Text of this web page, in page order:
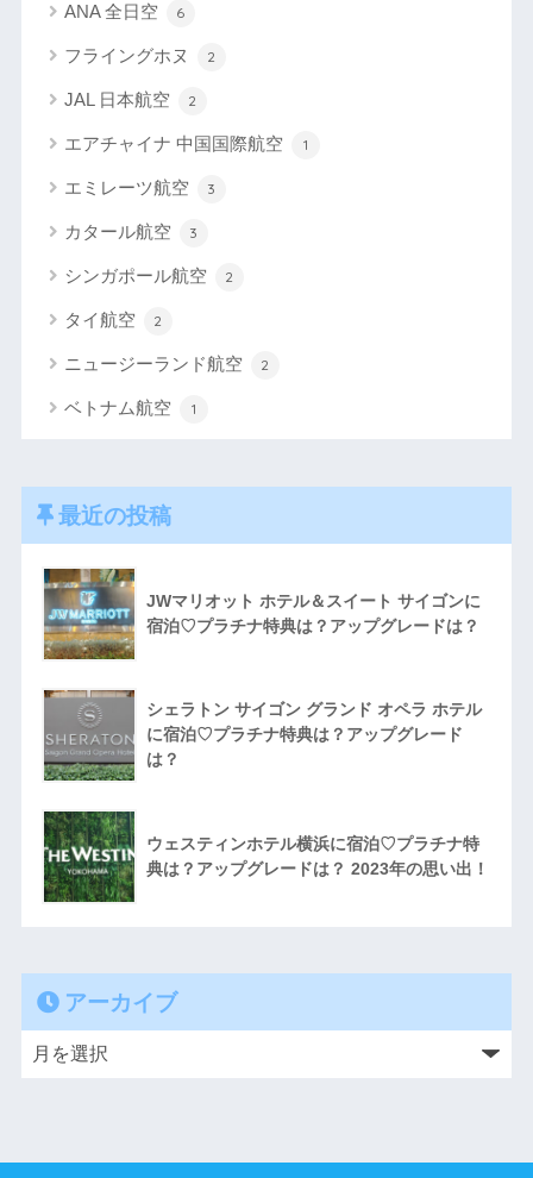
ANA 全日空 6
フライングホヌ 2
JAL 日本航空 2
エアチャイナ 中国国際航空 1
エミレーツ航空 3
カタール航空 3
シンガポール航空 2
タイ航空 2
ニュージーランド航空 2
ベトナム航空 1
最近の投稿
JWマリオット ホテル＆スイート サイゴンに
宿泊♡プラチナ特典は？アップグレードは？
シェラトン サイゴン グランド オペラ ホテル
に宿泊♡プラチナ特典は？アップグレード
は？
ウェスティンホテル横浜に宿泊♡プラチナ特
典は？アップグレードは？ 2023年の思い出！
アーカイブ